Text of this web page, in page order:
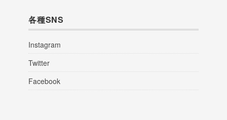
各種SNS
Instagram
Twitter
Facebook